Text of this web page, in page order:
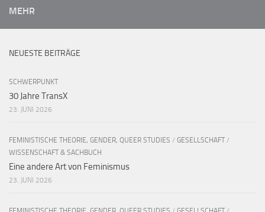
MEHR
NEUESTE BEITRÄGE
SCHWERPUNKT
30 Jahre TransX
23. JUNI 2026
FEMINISTISCHE THEORIE, GENDER, QUEER STUDIES / GESELLSCHAFT /
WISSENSCHAFT & SACHBUCH
Eine andere Art von Feminismus
23. JUNI 2026